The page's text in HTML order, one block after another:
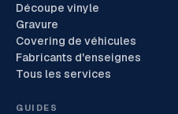
Découpe vinyle
Gravure
Covering de véhicules
Fabricants d'enseignes
Tous les services
GUIDES